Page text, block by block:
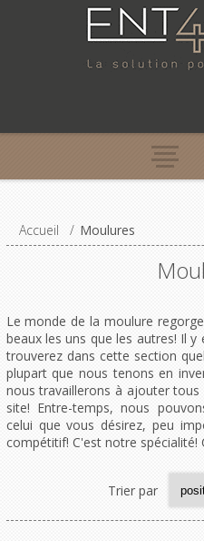
Accueil / Moulures
Le monde de la moulure
beaux les uns que les autres! Il
trouverez dans cette section
plupart que nous tenons en
nous travaillerons à ajouter
site! Entre-temps, nous
celui que vous désirez, peu
compétitif! C'est notre spécialité!
Trier par